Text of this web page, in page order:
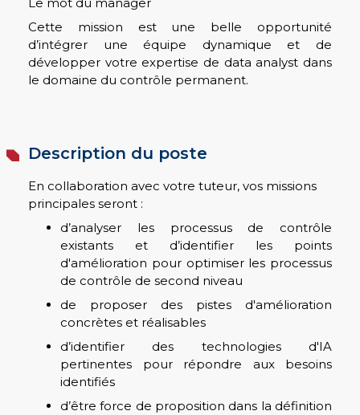
Cette mission est une belle opportunité
d’intégrer une équipe dynamique et de
développer votre expertise de data analyst dans
le domaine du contrôle permanent.
Description du poste
En collaboration avec votre tuteur, vos missions
principales seront :
d’analyser les processus de contrôle
existants et d’identifier les points
d'amélioration pour optimiser les processus
de contrôle de second niveau
de proposer des pistes d'amélioration
concrètes et réalisables
d’identifier des technologies d'IA
pertinentes pour répondre aux besoins
identifiés
d’être force de proposition dans la définition